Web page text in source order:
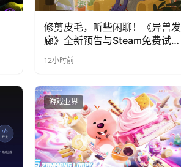
修剪皮毛，听些闲聊！《异兽发
廊》全新预告与Steam免费试玩
公开
12小时前
游戏业界